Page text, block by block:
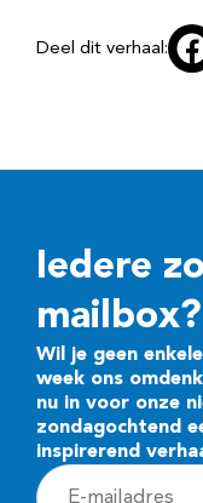
Deel dit verhaal:
Iedere
mailbox?
Wil je geen
week ons
nu in voor onze
zondagochtend
inspirerend
E